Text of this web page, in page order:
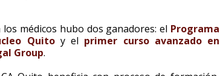
médicos hubo dos ganadores: el Programa
Quitoy el primer curso avanzado en
Group.